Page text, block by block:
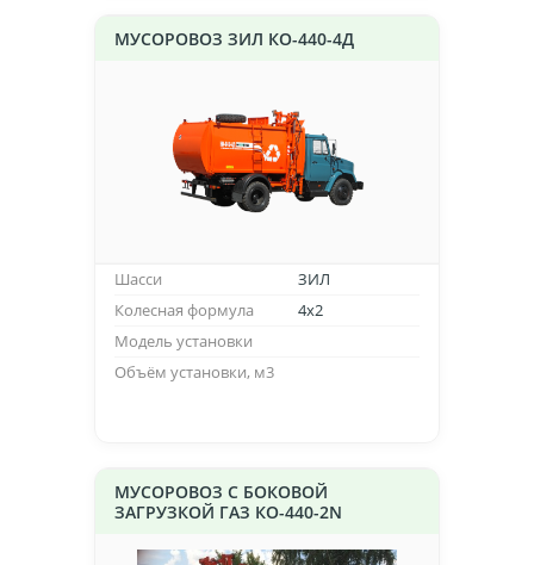
МУСОРОВОЗ ЗИЛ КО-440-4Д
Шасси
ЗИЛ
Колесная формула
4х2
Модель установки
Объём установки, м3
МУСОРОВОЗ С БОКОВОЙ
ЗАГРУЗКОЙ ГАЗ КО-440-2N